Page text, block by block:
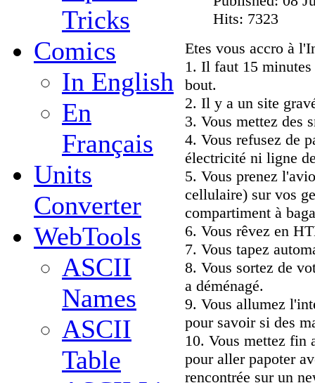
Tricks
Comics
In English
En
Français
Units
Converter
WebTools
ASCII
Names
ASCII
Table
Hits: 7323
Etes vous accro à
1. Il faut 15
bout.
2. Il y a un site
3. Vous mettez des
4. Vous refusez de
électricité ni ligne
5. Vous prenez
cellulaire) sur vos
compartiment à
6. Vous rêvez en
7. Vous tapez
8. Vous sortez de
a déménagé.
9. Vous allumez
pour savoir si des
10. Vous mettez fin
pour aller papoter
rencontrée sur un